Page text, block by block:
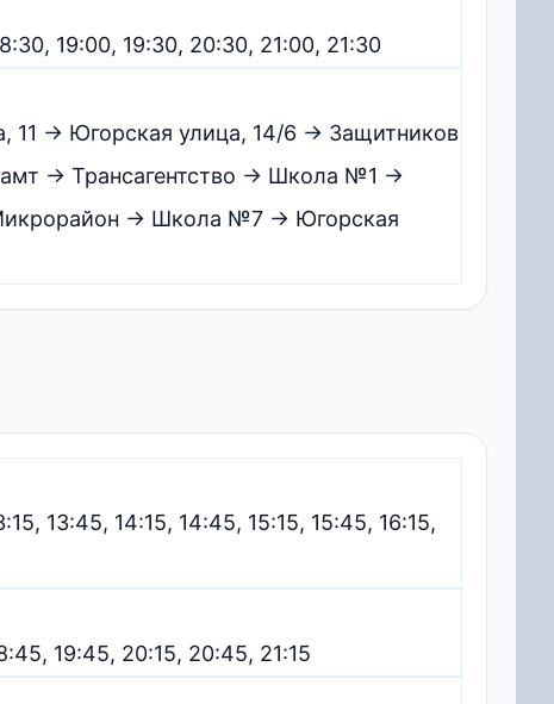
19:00, 19:30, 20:30, 21:00, 21:30
→ Югорская улица, 14/6 → Защитников
→ Трансагентство → Школа №1 →
→ Школа №7 → Югорская
13:45, 14:15, 14:45, 15:15, 15:45, 16:15,
19:45, 20:15, 20:45, 21:15